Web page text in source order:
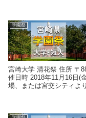
学園祭
宮崎大学 清花祭 住所 〒
催日時 2018年11月16日(
場、または宮交シティよ